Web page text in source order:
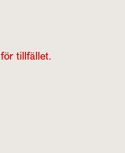
tillfället.